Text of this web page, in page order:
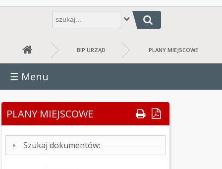
Jesteś tutaj: PLANY MIEJSCOWE
BIP URZĄD PLANY MIEJSCOWE
Wpisz
frazę
do
☰ Menu
RADA
GMINY
BUDŻET
GMINY
RAPORT
O
GMINY
PLANY MIEJSCOWE
Szukaj dokumentów: